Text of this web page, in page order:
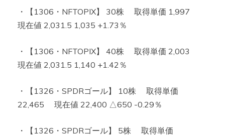
・【1306・NFTOPIX】 30株 取得単価 1,997
現在値 2,031.5 1,035 +1.73％
・【1306・NFTOPIX】 40株 取得単価 2,003
現在値 2,031.5 1,140 +1.42％
・【1326・SPDRゴール】 10株 取得単価
22,465 現在値 22,400 △650 -0.29％
・【1326・SPDRゴール】 5株 取得単価